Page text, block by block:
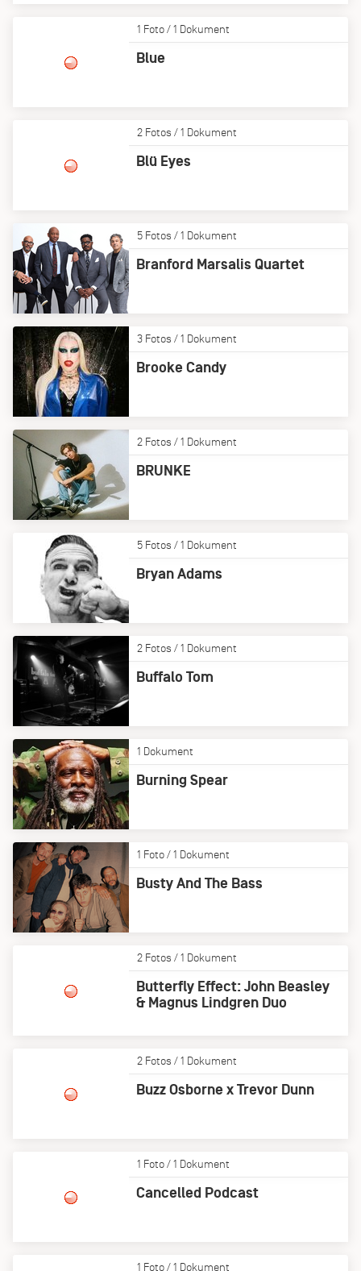
1 Foto / 1 Dokument
Blue
2 Fotos / 1 Dokument
Blü Eyes
5 Fotos / 1 Dokument
Branford Marsalis Quartet
3 Fotos / 1 Dokument
Brooke Candy
2 Fotos / 1 Dokument
BRUNKE
5 Fotos / 1 Dokument
Bryan Adams
2 Fotos / 1 Dokument
Buffalo Tom
1 Dokument
Burning Spear
1 Foto / 1 Dokument
Busty And The Bass
2 Fotos / 1 Dokument
Butterfly Effect: John Beasley
& Magnus Lindgren Duo
2 Fotos / 1 Dokument
Buzz Osborne x Trevor Dunn
1 Foto / 1 Dokument
Cancelled Podcast
1 Foto / 1 Dokument